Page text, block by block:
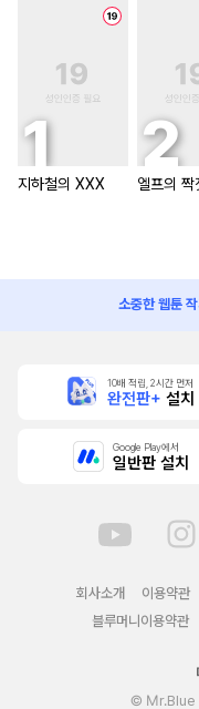
지하철의 XXX 엘프의 짝
소중한 웹툰
10배 적립, 2시간 먼저
완전판+ 설치
Google Play에서
일반판 설치
회사소개 이용약관
블루머니이용약관
© Mr.Blue